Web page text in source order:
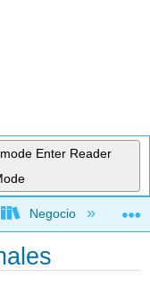
Enter Reader
global
Negocio